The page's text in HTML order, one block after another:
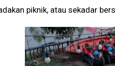
piknik, atau sekadar